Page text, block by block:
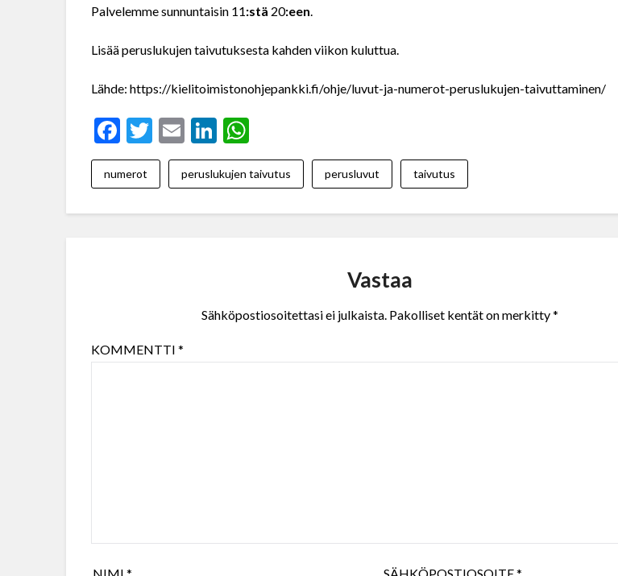
Palvelemme sunnuntaisin 11:stä 20:een.
Lisää peruslukujen taivutuksesta kahden viikon kuluttua.
Lähde: https://kielitoimistonohjepankki.fi/ohje/luvut-ja-numerot-peruslukujen-taivuttaminen/
Facebook
Twitter
EmailLinkedIn
numerot peruslukujen taivutus perusluvut taivutus
Vastaa
Sähköpostiosoitettasi ei julkaista. Pakolliset kentät on merkitty*
KOMMENTTI*